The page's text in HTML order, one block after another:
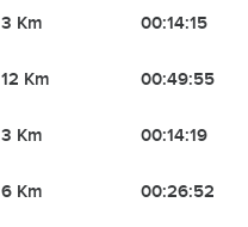
3 Km 00:14:15
12 Km 00:49:55
3 Km 00:14:19
6 Km 00:26:52